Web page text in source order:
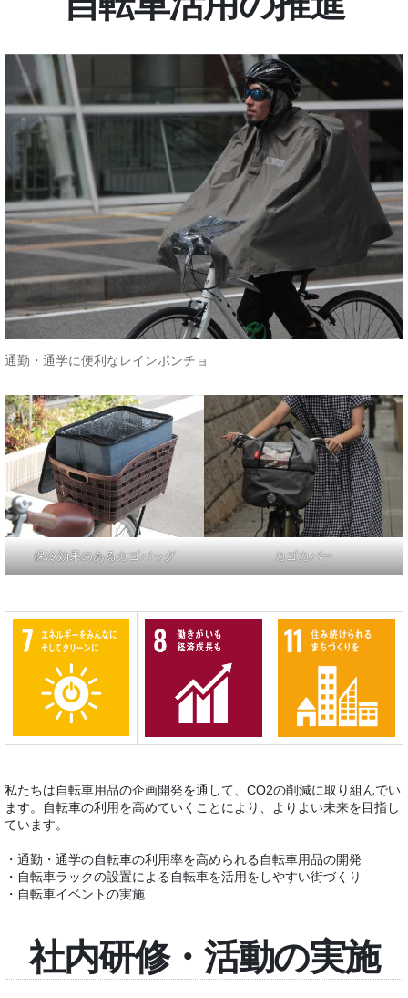
通勤・通学に便利なレインポンチョ
保冷効果のあるカゴバッグ カゴカバー
私たちは自転車用品の企画開発を通して、CO2の削減に取り組んでい
ます。⾃転⾞の利⽤を⾼めていくことにより、よりよい未来を目指し
ています。
・通勤・通学の自転車の利用率を高められる自転車用品の開発
・自転車ラックの設置による⾃転⾞を活⽤をしやすい街づくり
・自転車イベントの実施
社内研修・活動の実施